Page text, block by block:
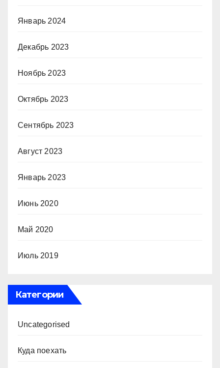
Январь 2024
Декабрь 2023
Ноябрь 2023
Октябрь 2023
Сентябрь 2023
Август 2023
Январь 2023
Июнь 2020
Май 2020
Июль 2019
Категории
Uncategorised
Куда поехать